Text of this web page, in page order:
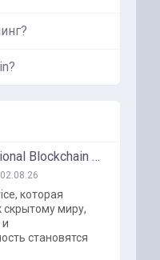
Togliatti International Blockchain Forum
02.08.26
которая
скрытому миру,
становятся